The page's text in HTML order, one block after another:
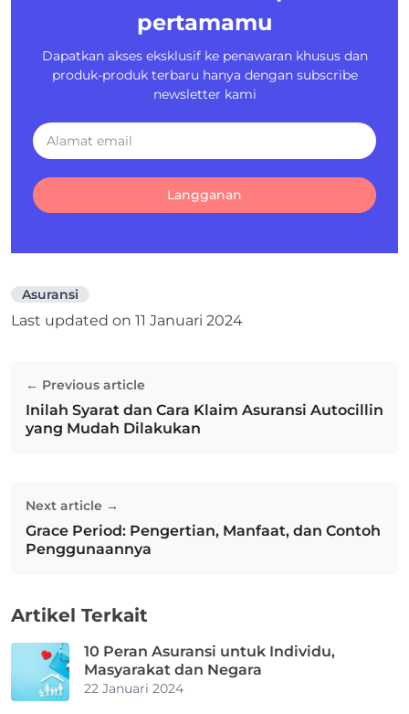
pertamamu
Dapatkan akses eksklusif ke penawaran khusus dan
produk-produk terbaru hanya dengan subscribe
newsletter kami
Langganan
Asuransi
Last updated on 11 Januari 2024
pos← Previous article
Previous post:
Inilah Syarat dan Cara Klaim Asuransi Autocillin
yang Mudah Dilakukan
Next article →
Next post:
Grace Period: Pengertian, Manfaat, dan Contoh
Penggunaannya
Artikel Terkait
10 Peran Asuransi untuk Individu,
Masyarakat dan Negara
22 Januari 2024